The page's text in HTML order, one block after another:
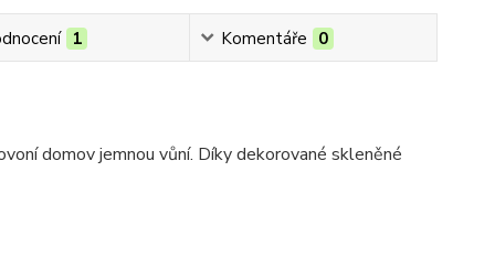
1 Komentáře 0
domov jemnou vůní. Díky dekorované skleněné